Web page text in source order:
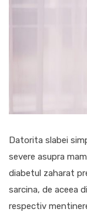
Datorita slabei
severe asupra
diabetul zaharat
sarcina, de aceea
respectiv